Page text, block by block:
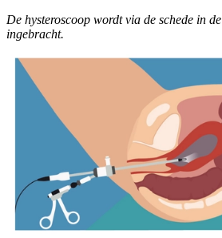
De hysteroscoop wordt via de schede in
ingebracht.